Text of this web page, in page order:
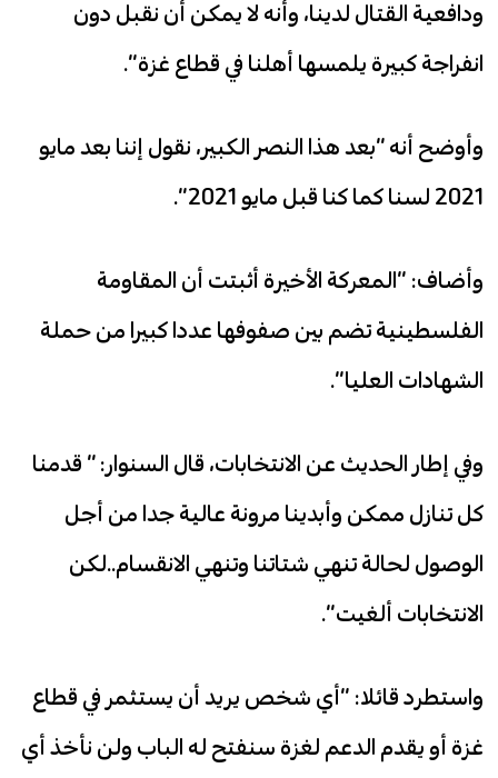
ودافعية القتال لدينا، وأنه لا يمكن أن نقبل دون
انفراجة كبيرة يلمسها أهلنا في قطاع غزة”.
وأوضح أنه “بعد هذا النصر الكبير، نقول إننا بعد مايو
2021 لسنا كما كنا قبل مايو 2021”.
وأضاف: “المعركة الأخيرة أثبتت أن المقاومة
الفلسطينية تضم بين صفوفها عددا كبيرا من حملة
الشهادات العليا”.
وفي إطار الحديث عن الانتخابات، قال السنوار: ” قدمنا
كل تنازل ممكن وأبدينا مرونة عالية جدا من أجل
الوصول لحالة تنهي شتاتنا وتنهي الانقسام..لكن
الانتخابات ألغيت”.
واستطرد قائلا: “أي شخص يريد أن يستثمر في قطاع
غزة أو يقدم الدعم لغزة سنفتح له الباب ولن نأخذ أي